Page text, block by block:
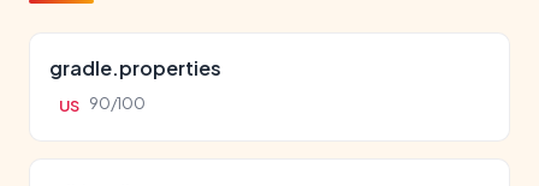
gradle.properties
US 90/100